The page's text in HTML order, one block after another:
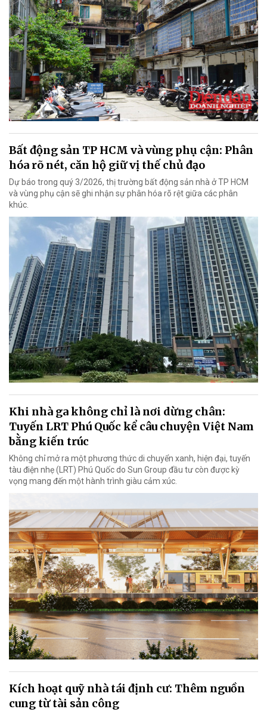
Bất động sản TP HCM và vùng phụ cận: Phân
hóa rõ nét, căn hộ giữ vị thế chủ đạo
Dự báo trong quý 3/2026, thị trường bất động sản nhà ở TP HCM
và vùng phụ cận sẽ ghi nhận sự phân hóa rõ rệt giữa các phân
khúc.
Khi nhà ga không chỉ là nơi dừng chân:
Tuyến LRT Phú Quốc kể câu chuyện Việt Nam
bằng kiến trúc
Không chỉ mở ra một phương thức di chuyển xanh, hiện đại, tuyến
tàu điện nhẹ (LRT) Phú Quốc do Sun Group đầu tư còn được kỳ
vọng mang đến một hành trình giàu cảm xúc.
Kích hoạt quỹ nhà tái định cư: Thêm nguồn
cung từ tài sản công